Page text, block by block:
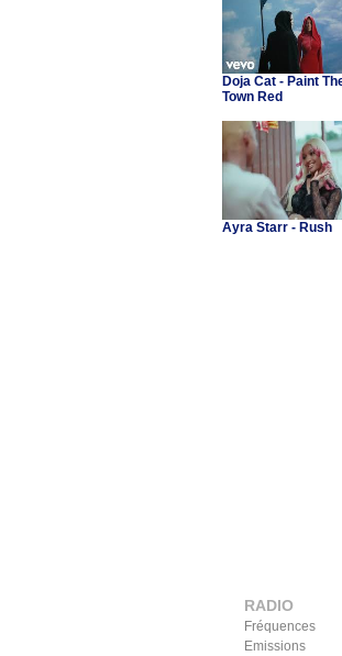
Doja Cat - Paint
Town Red
Ayra Starr - Rush
RADIO
Fréquences
Emissions